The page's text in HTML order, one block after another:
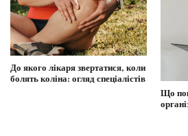
До якого лікаря звертатися, коли
болять коліна: огляд спеціалістів
Що